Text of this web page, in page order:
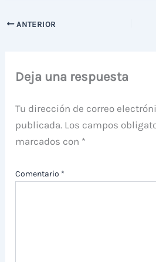
ANTERIOR
Deja una respuesta
Tu dirección de correo
publicada. Los campos
marcados con *
Comentario *